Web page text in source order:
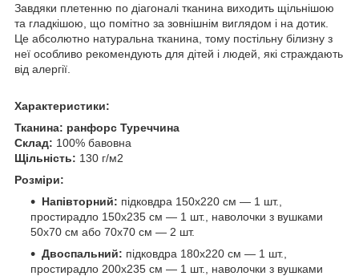
Завдяки плетенню по діагоналі тканина виходить щільнішою
та гладкішою, що помітно за зовнішнім виглядом і на дотик.
Це абсолютно натуральна тканина, тому постільну білизну з
неї особливо рекомендують для дітей і людей, які страждають
від алергії.
Характеристики:
Тканина: ранфорс Туреччина
Склад: 100% бавовна
Щільність: 130 г/м2
Розміри:
Напівторний: підковдра 150х220 см — 1 шт.,
простирадло 150х235 см — 1 шт., наволочки з вушками
50х70 см або 70х70 см — 2 шт.
Двоспальний: підковдра 180х220 см — 1 шт.,
простирадло 200х235 см — 1 шт., наволочки з вушками